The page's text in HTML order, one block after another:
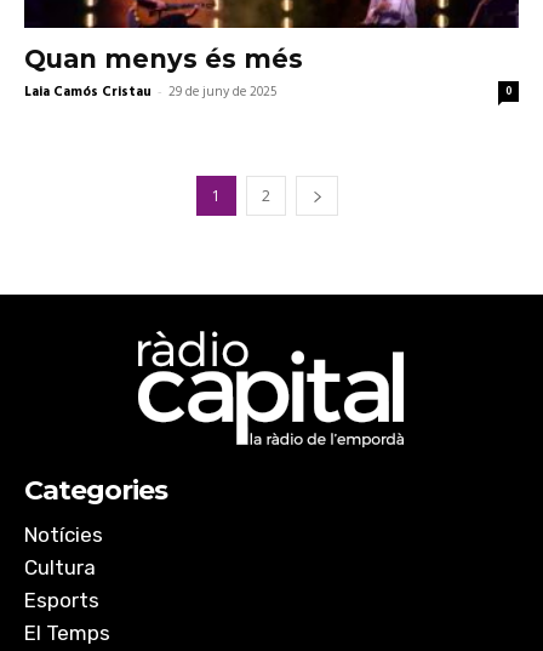
Quan menys és més
Laia Camós Cristau - 29 de juny de 2025 0
1 2
Categories
Notícies
Cultura
Esports
El Temps